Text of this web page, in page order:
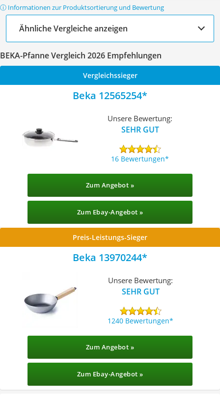
ⓘ Informationen zur Produktsortierung und Bewertung
Ähnliche Vergleiche anzeigen
BEKA-Pfanne Vergleich 2026 Empfehlungen
Vergleichssieger
Beka 12565254
Unsere Bewertung:
SEHR GUT
16 Bewertungen
Zum Angebot »
Zum Ebay-Angebot »
Preis-Leistungs-Sieger
Beka 13970244
Unsere Bewertung:
SEHR GUT
1240 Bewertungen
Zum Angebot »
Zum Ebay-Angebot »